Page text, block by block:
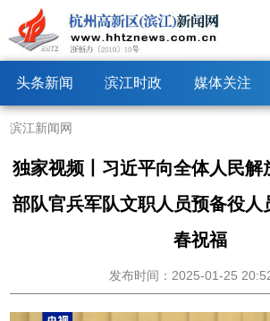
头条新闻 滨江时政 媒体关注
滨江新闻网
独家视频丨习近平向全体人民解
部队官兵军队文职人员预备役人
春祝福
发布时间：2025-01-25